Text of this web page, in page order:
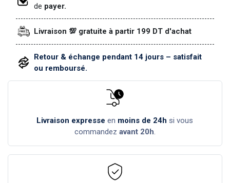
de payer.
Livraison 💯 gratuite à partir 199 DT d'achat
Retour & échange pendant 14 jours – satisfait
ou remboursé.
Livraison expresse en moins de 24h si vous
commandez avant 20h.